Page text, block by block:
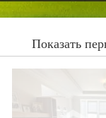
Показать